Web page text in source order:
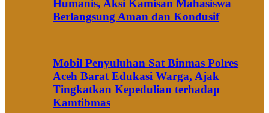
Humanis, Aksi Kamisan Mahasiswa
Berlangsung Aman dan Kondusif
Mobil Penyuluhan Sat Binmas Polres
Aceh Barat Edukasi Warga, Ajak
Tingkatkan Kepedulian terhadap
Kamtibmas